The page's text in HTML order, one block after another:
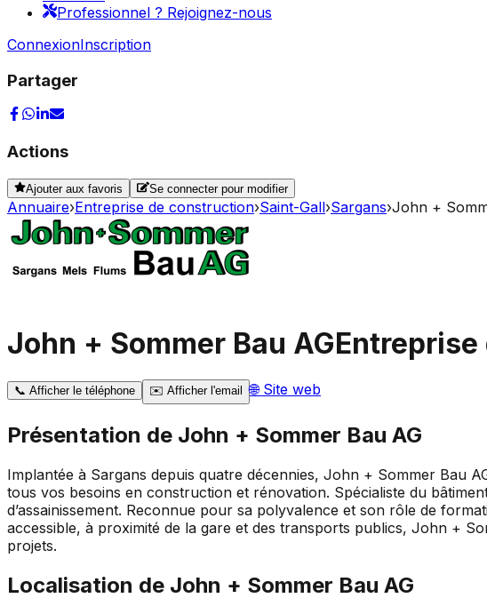
Professionnel ? Rejoignez-nous
ConnexionInscription
Partager
Actions
Ajouter aux favoris Se connecter pour modifier
Annuaire›Entreprise de construction›Saint-Gall›Sargans›John +
John + Sommer Bau AG
📞 Afficher le téléphone ✉️ Afficher l'email 🌐Site web
Présentation de John + Sommer Bau AG
Implantée à Sargans depuis quatre décennies, John + Sommer Bau
tous vos besoins en construction et rénovation. Spécialiste du
d’assainissement. Reconnue pour sa polyvalence et son rôle de
accessible, à proximité de la gare et des transports publics, John +
projets.
Localisation de John + Sommer Bau AG